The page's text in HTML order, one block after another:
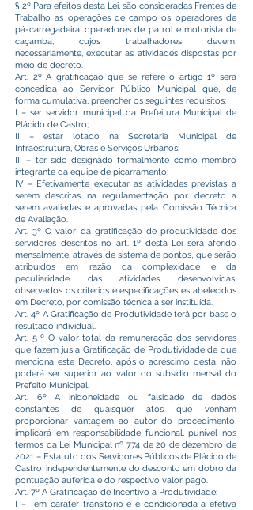
§ 2º Para efeitos desta Lei, são consideradas Frentes de
Trabalho as operações de campo os operadores de
pá-carregadeira, operadores de patrol e motorista de
caçamba, cujos trabalhadores devem,
necessariamente, executar as atividades dispostas por
meio de decreto.
Art. 2º A gratificação que se refere o artigo 1º será
concedida ao Servidor Público Municipal que, de
forma cumulativa, preencher os seguintes requisitos:
I – ser servidor municipal da Prefeitura Municipal de
Plácido de Castro;
II – estar lotado na Secretaria Municipal de
Infraestrutura, Obras e Serviços Urbanos;
III – ter sido designado formalmente como membro
integrante da equipe de piçarramento;
IV – Efetivamente executar as atividades previstas a
serem descritas na regulamentação por decreto a
serem avaliadas e aprovadas pela Comissão Técnica
de Avaliação.
Art. 3º O valor da gratificação de produtividade dos
servidores descritos no art. 1º desta Lei será aferido
mensalmente, através de sistema de pontos, que serão
atribuídos em razão da complexidade e da
peculiaridade das atividades desenvolvidas,
observados os critérios e especificações estabelecidos
em Decreto, por comissão técnica a ser instituída.
Art. 4º A Gratificação de Produtividade terá por base o
resultado individual.
Art. 5 º O valor total da remuneração dos servidores
que fazem jus a Gratificação de Produtividade de que
menciona este Decreto, após o acréscimo desta, não
poderá ser superior ao valor do subsídio mensal do
Prefeito Municipal.
Art. 6º A inidoneidade ou falsidade de dados
constantes de quaisquer atos que venham
proporcionar vantagem ao autor do procedimento,
implicará em responsabilidade funcional, punível nos
termos da Lei Municipal nº 774 de 20 de dezembro de
2021 – Estatuto dos Servidores Públicos de Plácido de
Castro, independentemente do desconto em dobro da
pontuação auferida e do respectivo valor pago.
Art. 7º A Gratificação de Incentivo à Produtividade:
I – Tem caráter transitório e é condicionada à efetiva